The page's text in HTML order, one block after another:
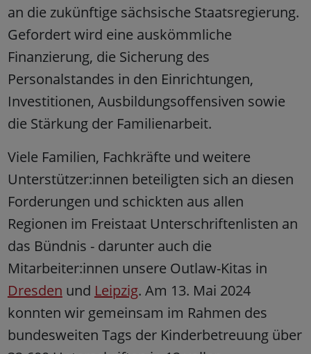
an die zukünftige sächsische Staatsregierung.
Gefordert wird eine auskömmliche
Finanzierung, die Sicherung des
Personalstandes in den Einrichtungen,
Investitionen, Ausbildungsoffensiven sowie
die Stärkung der Familienarbeit.
Viele Familien, Fachkräfte und weitere
Unterstützer:innen beteiligten sich an diesen
Forderungen und schickten aus allen
Regionen im Freistaat Unterschriftenlisten an
das Bündnis - darunter auch die
Mitarbeiter:innen unsere Outlaw-Kitas in
Dresden und Leipzig. Am 13. Mai 2024
konnten wir gemeinsam im Rahmen des
bundesweiten Tags der Kinderbetreuung über